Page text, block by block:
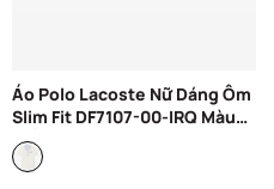
Áo Polo Lacoste Nữ Dáng Ôm
Slim Fit DF7107-00-IRQ Màu
Trắng